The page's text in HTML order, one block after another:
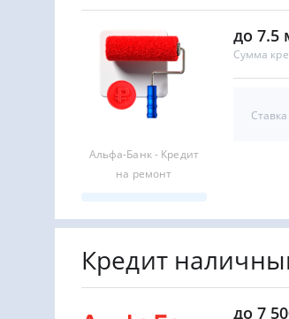
Альфа-Банк - Кредит
на ремонт
до 7.5
Сумма
Ставка
Кредит
до 7